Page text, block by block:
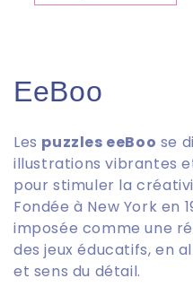
C
l
l
e
c
EeBoo
Les puzzles eeBoo se
illustrations vibrantes
pour stimuler la
Fondée à New York en
imposée comme une
des jeux éducatifs, en
et sens du détail.